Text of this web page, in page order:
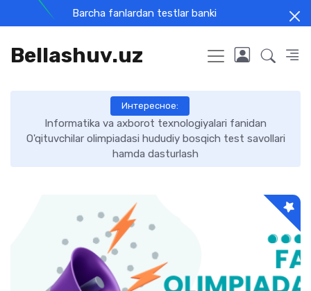
Barcha fanlardan testlar banki
Bellashuv.uz
Интересное:
Informatika va axborot texnologiyalari fanidan
O'qituvchilar olimpiadasi hududiy bosqich test savollari
hamda dasturlash